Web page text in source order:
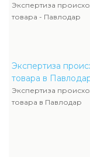
Экспертиза
товара - Павлодар
Экспертиза
товара в
Экспертиза
товара в Павлодар